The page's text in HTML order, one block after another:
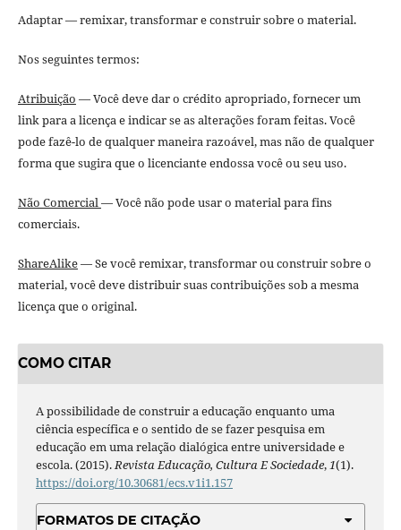
Adaptar — remixar, transformar e construir sobre o material.
Nos seguintes termos:
Atribuição — Você deve dar o crédito apropriado, fornecer um
link para a licença e indicar se as alterações foram feitas. Você
pode fazê-lo de qualquer maneira razoável, mas não de qualquer
forma que sugira que o licenciante endossa você ou seu uso.
Não Comercial— Você não pode usar o material para fins
comerciais.
ShareAlike— Se você remixar, transformar ou construir sobre o
material, você deve distribuir suas contribuições sob a mesma
licença que o original.
COMO CITAR
A possibilidade de construir a educação enquanto uma
ciência específica e o sentido de se fazer pesquisa em
educação em uma relação dialógica entre universidade e
escola. (2015).Revista Educação, Cultura E Sociedade,1(1).
https://doi.org/10.30681/ecs.v1i1.157
FORMATOS DE CITAÇÃO